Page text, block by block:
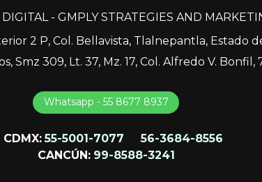
- GMPLY STRATEGIES AND
2 P, Col. Bellavista, Tlalnepantla, Estado
Smz 309, Lt. 37, Mz. 17, Col. Alfredo V. Bonfil,
Whatsapp - 5​​​​5 8677 8937
CDMX: 55-5001-7077
56-3684-8556
CANCÚN: 99-8588-3241